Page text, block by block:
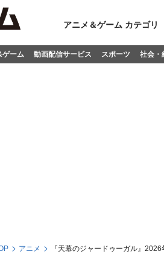
アニメ＆ゲーム カテゴリ
ゲーム 動画配信サービス スポーツ 社会・
アニメ 『天幕のジャードゥーガル』